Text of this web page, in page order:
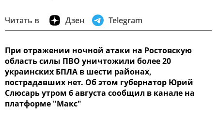
Читать в Дзен Telegram
При отражении ночной атаки на Ростовскую
область силы ПВО уничтожили более 20
украинских БПЛА в шести районах,
пострадавших нет. Об этом губернатор Юрий
Слюсарь утром 6 августа сообщил в канале на
платформе "Макс"